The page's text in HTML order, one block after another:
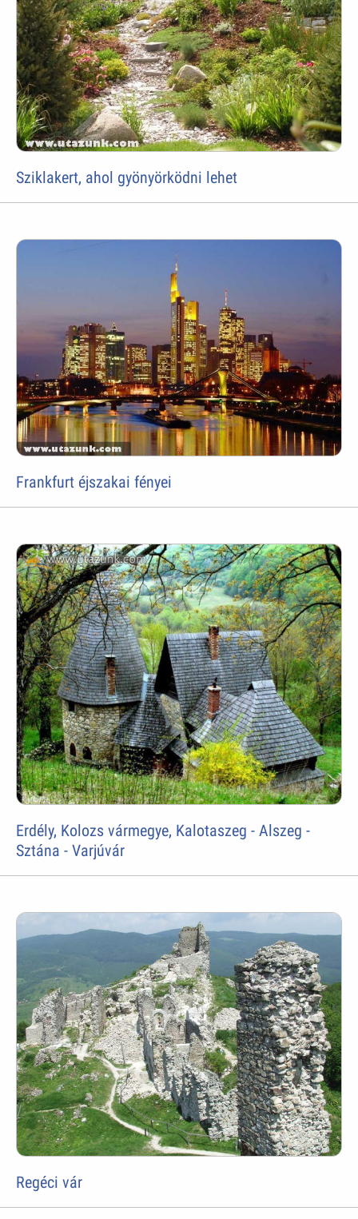
Sziklakert, ahol gyönyörködni lehet
Frankfurt éjszakai fényei
Erdély, Kolozs vármegye, Kalotaszeg - Alszeg -
Sztána - Varjúvár
Regéci vár